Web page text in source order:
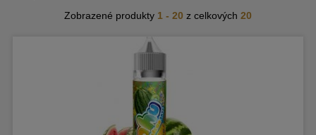
Zobrazené produkty 1 - 20 z celkových 20